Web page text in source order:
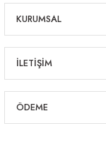
KURUMSAL
İLETİŞİM
ÖDEME